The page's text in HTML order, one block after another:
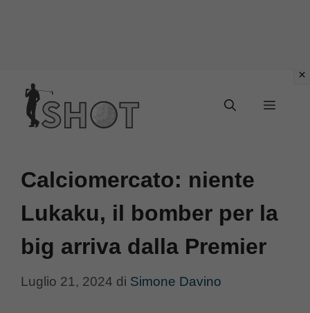
contenuto
Menu
Calciomercato: niente
Lukaku, il bomber per la
big arriva dalla Premier
Luglio 21, 2024 di Simone Davino